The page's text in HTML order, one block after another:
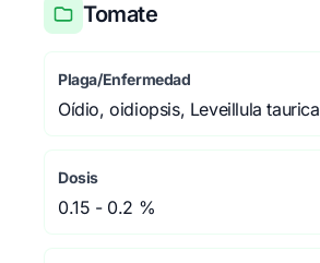
Tomate
Plaga/Enfermedad
Oídio, oidiopsis, Leveillula taurica
Dosis
0.15 - 0.2 %